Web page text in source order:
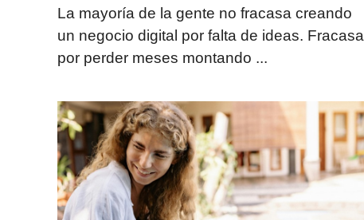
La mayoría de la gente no fracasa creando
un negocio digital por falta de ideas. Fracasa
por perder meses montando ...